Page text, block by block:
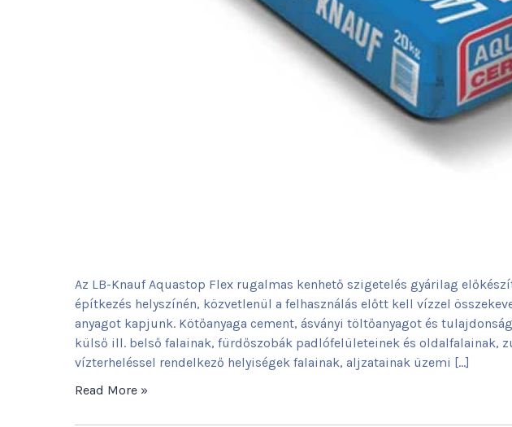
Az LB-Knauf Aquastop Flex rugalmas kenhető szigetelés gyárilag
építkezés helyszínén, közvetlenül a felhasználás előtt kell vízzel
anyagot kapjunk. Kötőanyaga cement, ásványi töltőanyagot és
külső ill. belső falainak, fürdőszobák padlófelületeinek és oldalfalainak,
vízterheléssel rendelkező helyiségek falainak, aljzatainak üzemi […]
Read More »